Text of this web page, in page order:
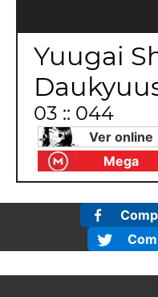
Yuugai
03 :: 044
Ver online
Mega